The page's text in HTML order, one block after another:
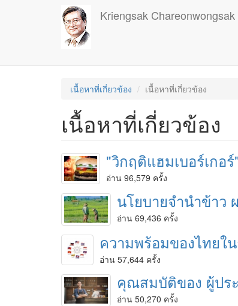
Kriengsak Chareonwongsak
เนื้อหาที่เกี่ยวข้อง เนื้อหาที่เกี่ยวข้อง
เนื้อหาที่เกี่ยวข้อง
"วิกฤติแฮมเบอร์เกอ
อ่าน 96,579 ครั้ง
นโยบายจำนำข้าว
อ่าน 69,436 ครั้ง
ความพร้อมของไทยใ
อ่าน 57,644 ครั้ง
คุณสมบัติของ ผู้ปร
อ่าน 50,270 ครั้ง